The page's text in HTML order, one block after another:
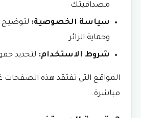
مصداقيتك
سياسة الخصوصية: لتوضيح
وحماية الزائر
شروط الاستخدام: لتحديد
المواقع التي تفتقد هذه الصفحات
مباشرة.